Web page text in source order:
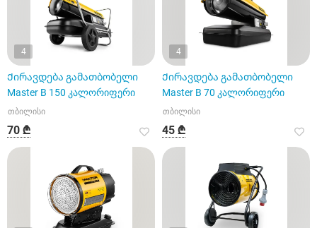
4
Ქირავდება გამათბობელი
Master B 150 კალორიფერი
თბილისი
70 ₾
4
Ქირავდება გამათბობელი
Master B 70 კალორიფერი
თბილისი
45 ₾